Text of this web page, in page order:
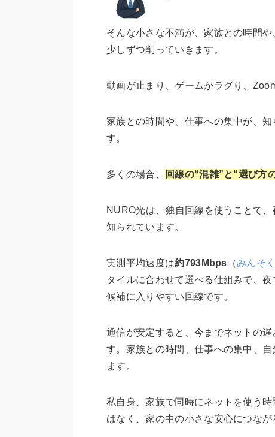
そんな小さな不満が、家族との時間
少しずつ削っていきます。
動画が止まり、ゲームがラグり、
家族との時間や、仕事への集中が、
す。
多くの場合、 回線の“混雑”と“選び方
NURO光は、独自回線を使うことで
知られています。
実測平均速度は約793Mbps （みんそく
タイルに合わせて選べる仕組みで、
候補に入りやすい回線です。
通信が安定すると、今までネットの
す。家族との時間、仕事への集中、
ます。
私自身、家族で同時にネットを使う
はなく、家の中の小さな安心につなが